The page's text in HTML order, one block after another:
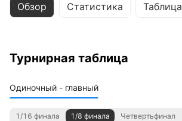
Обзор Статистика Таблица
Турнирная таблица
Одиночный - главный
1/16 финала 1/8 финала Четвертьфинал